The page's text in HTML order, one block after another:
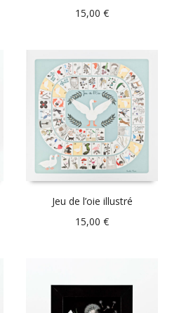
15,00€
Jeu de l’oie illustré
15,00€